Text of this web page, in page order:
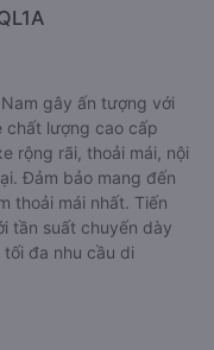
gây ấn tượng với
chất lượng cao cấp
rộng rãi, thoải mái, nội
Đảm bảo mang đến
thoải mái nhất. Tiến
tần suất chuyến dày
đa nhu cầu di